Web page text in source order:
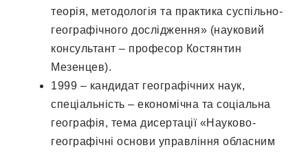
теорія, методологія та практика суспільно-
географічного дослідження» (науковий
консультант – професор Костянтин
Мезенцев).
1999 – кандидат географічних наук,
спеціальність – економічна та соціальна
географія, тема дисертації «Науково-
географічні основи управління обласним